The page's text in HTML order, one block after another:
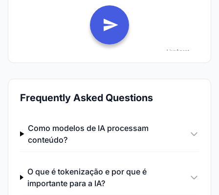
Frequently Asked Questions
Como modelos de IA processam
conteúdo?
O que é tokenização e por que é
importante para a IA?